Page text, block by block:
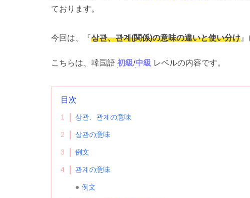
ております。
今回は、『상관、관계(関係)の意味の違いと使い分け
こちらは、韓国語 初級/中級 レベルの内容です。
目次
1 상관、관계の意味
2 상관の意味
3 例文
4 관계の意味
例文